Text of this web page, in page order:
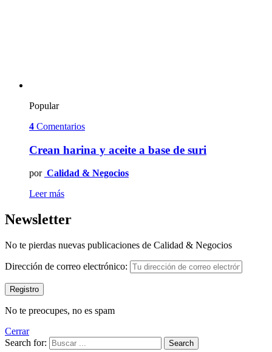
Popular
4 Comentarios
Crean harina y aceite a base de suri
por Calidad & Negocios
Leer más
Newsletter
No te pierdas nuevas publicaciones de Calidad & Negocios
Dirección de correo electrónico:
No te preocupes, no es spam
Cerrar
Search for:
Search